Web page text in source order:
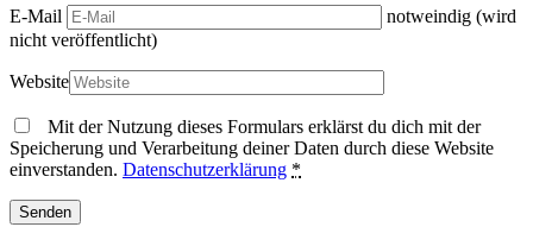
E-Mail
notweindig (wird
nicht veröffentlicht)
Website
Mit der Nutzung dieses Formulars erklärst du dich mit der
Speicherung und Verarbeitung deiner Daten durch diese Website
einverstanden. Datenschutzerklärung *